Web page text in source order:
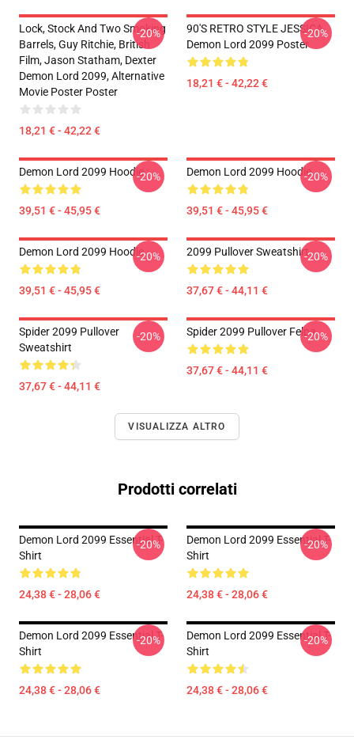
Lock, Stock And Two Smoking
Barrels, Guy Ritchie, British
Film, Jason Statham, Dexter
Demon Lord 2099, Alternative
Movie Poster Poster
18,21 € - 42,22 €
-20%
90'S RETRO STYLE JESSICA
Demon Lord 2099 Poster
18,21 € - 42,22 €
-20%
Demon Lord 2099 Hoodie
39,51 € - 45,95 €
-20% Demon Lord 2099 Hoodie
39,51 € - 45,95 €
-20%
Demon Lord 2099 Hoodie
39,51 € - 45,95 €
-20% 2099 Pullover Sweatshirt
37,67 € - 44,11 €
-20%
Spider 2099 Pullover
Sweatshirt
37,67 € - 44,11 €
-20% Spider 2099 Pullover Felpa
37,67 € - 44,11 €
-20%
VISUALIZZA ALTRO
Prodotti correlati
Demon Lord 2099 Essential T-
Shirt
24,38 € - 28,06 €
-20%
Demon Lord 2099 Essential T-
Shirt
24,38 € - 28,06 €
-20%
Demon Lord 2099 Essential T-
Shirt
24,38 € - 28,06 €
-20%
Demon Lord 2099 Essential T-
Shirt
24,38 € - 28,06 €
-20%